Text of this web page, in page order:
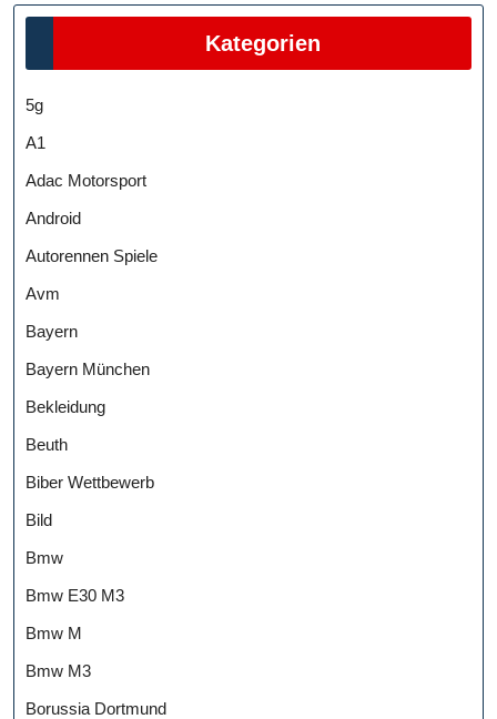
Kategorien
5g
A1
Adac Motorsport
Android
Autorennen Spiele
Avm
Bayern
Bayern München
Bekleidung
Beuth
Biber Wettbewerb
Bild
Bmw
Bmw E30 M3
Bmw M
Bmw M3
Borussia Dortmund